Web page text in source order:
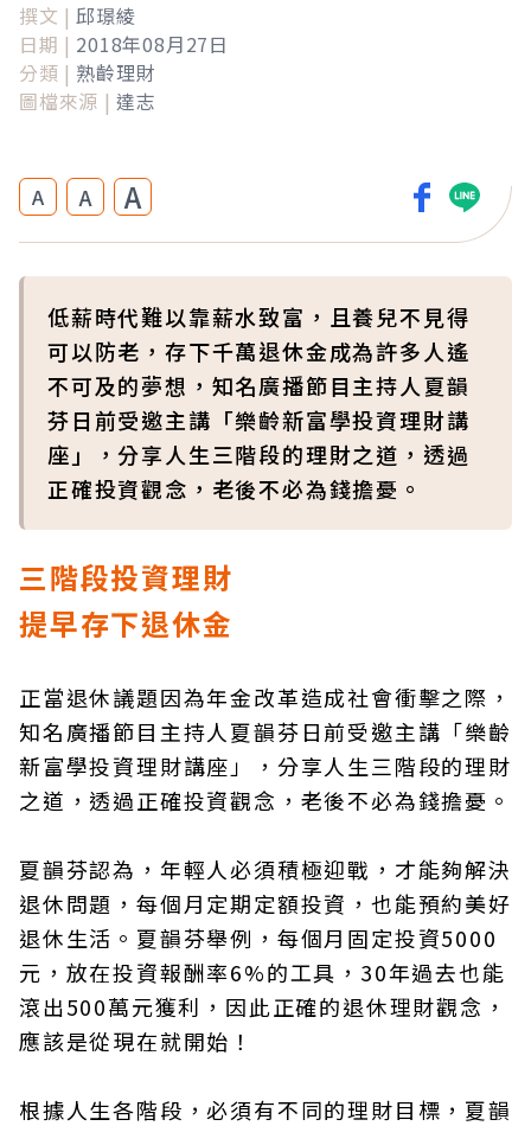
撰文 | 邱璟綾
日期 | 2018年08月27日
分類 | 熟齡理財
圖檔來源 | 達志
A A A
低薪時代難以靠薪水致富，且養兒不見得
可以防老，存下千萬退休金成為許多人遙
不可及的夢想，知名廣播節目主持人夏韻
芬日前受邀主講「樂齡新富學投資理財講
座」，分享人生三階段的理財之道，透過
正確投資觀念，老後不必為錢擔憂。
三階段投資理財
提早存下退休金
正當退休議題因為年金改革造成社會衝擊之際，
知名廣播節目主持人夏韻芬日前受邀主講「樂齡
新富學投資理財講座」，分享人生三階段的理財
之道，透過正確投資觀念，老後不必為錢擔憂。
夏韻芬認為，年輕人必須積極迎戰，才能夠解決
退休問題，每個月定期定額投資，也能預約美好
退休生活。夏韻芬舉例，每個月固定投資5000
元，放在投資報酬率6%的工具，30年過去也能
滾出500萬元獲利，因此正確的退休理財觀念，
應該是從現在就開始！
根據人生各階段，必須有不同的理財目標，夏韻